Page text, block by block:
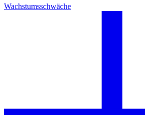
Wachstumsschwäche